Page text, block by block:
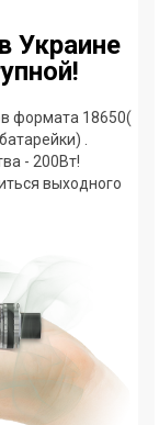
Украине
формата 18650(
.
- 200Вт!
выходного